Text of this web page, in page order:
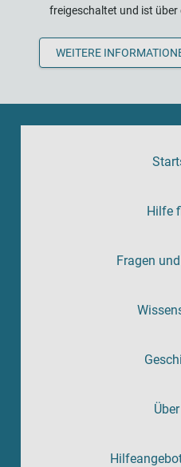
freigeschaltet und ist
WEITERE
Hilfe
Fragen